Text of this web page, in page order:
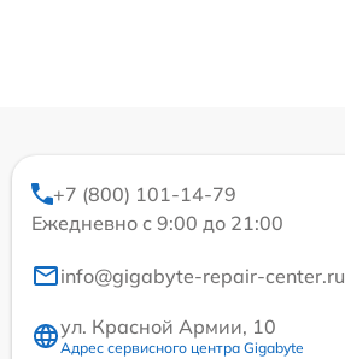
+7 (800) 101-14-79
Ежедневно с 9:00 до 21:00
info@gigabyte-repair-center.ru
ул. Красной Армии, 10
Адрес сервисного центра Gigabyte